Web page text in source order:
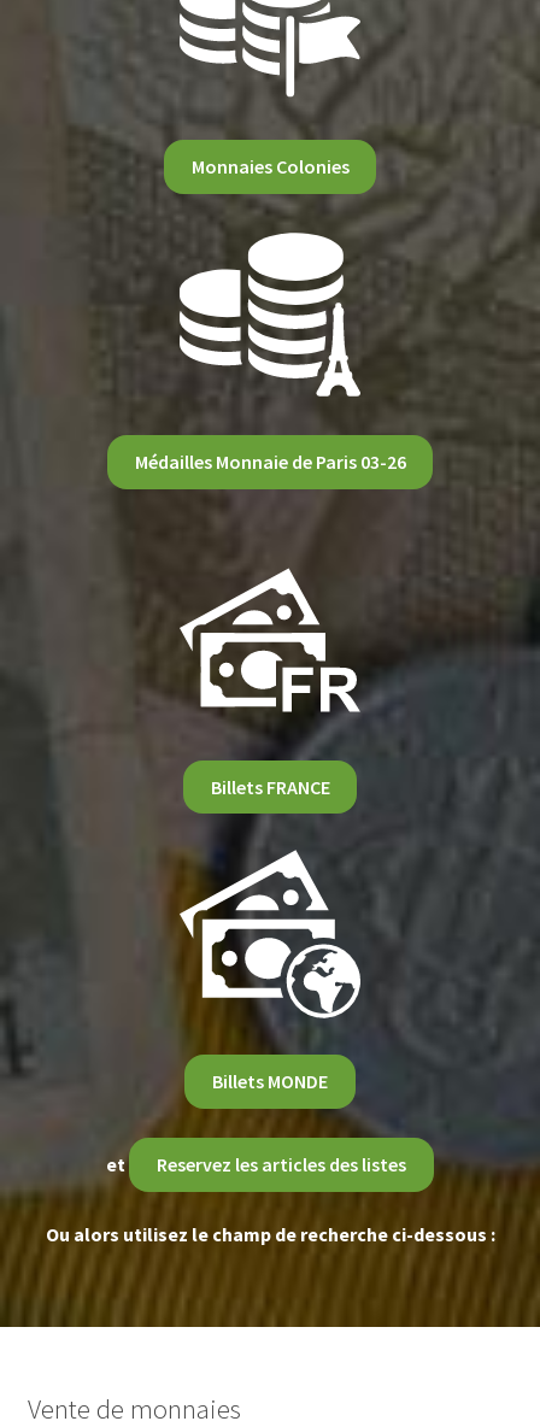
Monnaies Colonies
Médailles Monnaie de Paris 03-26
Billets FRANCE
Billets MONDE
et Reservez les articles des listes
Ou alors utilisez le champ de recherche ci-dessous :
Vente de monnaies